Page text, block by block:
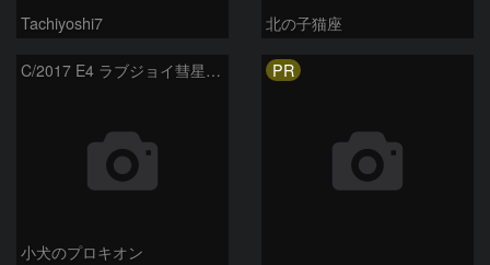
Tachiyoshi7 北の子猫座
C/2017 E4 ラブジョイ彗星の動き
小犬のプロキオン
PR